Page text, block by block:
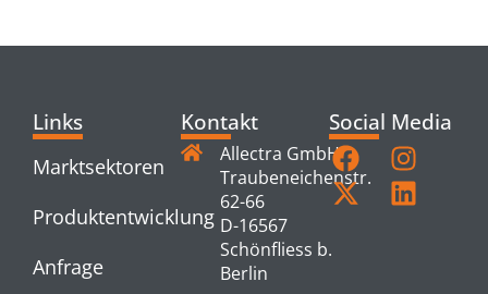
Links
Marktsektoren
Produktentwicklung
Anfrage
Kontakt
Allectra GmbH
Traubeneichenstr.
62-66
D-16567
Schönfliess b.
Berlin
Social Media